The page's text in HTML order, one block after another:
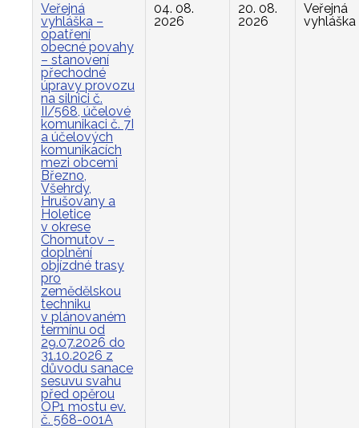
Veřejná
vyhláška –
opatření
obecné povahy
– stanovení
přechodné
úpravy provozu
na silnici č.
II/568, účelové
komunikaci č. 7I
a účelových
komunikacích
mezi obcemi
Březno,
Všehrdy,
Hrušovany a
Holetice
v okrese
Chomutov –
doplnění
objízdné trasy
pro
zemědělskou
techniku
v plánovaném
termínu od
29.07.2026 do
31.10.2026 z
důvodu sanace
sesuvu svahu
před opěrou
OP1 mostu ev.
č. 568-001A
04. 08.
2026
20. 08.
2026
Veřejná
vyhláška